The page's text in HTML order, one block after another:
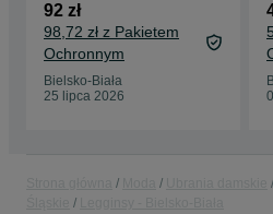
92 zł
98,72 zł z Pakietem
Ochronnym
Bielsko-Biała
25 lipca 2026